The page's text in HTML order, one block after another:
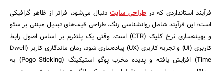
جستجو
فرآیند استانداردی که درطراحی سایتدنبال می‌شود، فراتر از ظاهر گرافیکی
است؛ این فرآیند شامل روانشناسی رنگ، طراحی قیف‌های تبدیل مبتنی بر سئو
و بهینه‌سازی نرخ کلیک (CTR) است. وقتی یک پلتفرم بر اساس اصول رابط
کاربری (UI) و تجربه کاربری (UX) پیاده‌سازی شود، زمان ماندگاری کاربر (Dwell
Time) افزایش یافته و پدیده مخرب پوگو استیکینگ (Pogo Sticking) به